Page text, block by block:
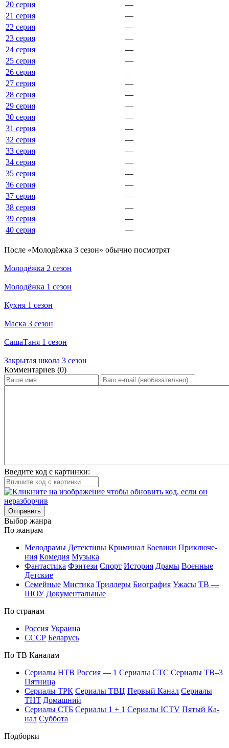
20 серия
—
21 серия
—
22 серия
—
23 серия
—
24 серия
—
25 серия
—
26 серия
—
27 серия
—
28 серия
—
29 серия
—
30 серия
—
31 серия
—
32 серия
—
33 серия
—
34 серия
—
35 серия
—
36 серия
—
37 серия
—
38 серия
—
39 серия
—
40 серия
—
По­сле «Молодёжка 3 сезон» обыч­но по­смот­рят
Молодёжка 2 сезон
Молодёжка 1 сезон
Кухня 1 сезон
Маска 3 сезон
СашаТаня 1 сезон
Закрытая школа 3 сезон
Ком­мен­та­ри­ев (0)
Введите код с картинки:
Отправить
Вы­бор жан­ра
По жан­рам
Ме­ло­дра­мы Де­тек­ти­вы Кри­ми­нал Бое­ви­ки При­клю­че­
ния Ко­ме­дия Му­зы­ка
Фан­та­сти­ка Фэн­те­зи Спорт Ис­то­рия Дра­мы Во­ен­ные
Дет­ские
Се­мей­ные Мис­ти­ка Трил­ле­ры Био­гра­фия Ужа­сы ТВ —
ШОУ До­ку­мен­таль­ные
По стра­нам
Рос­сия Ук­раи­на
СССР Бе­ла­русь
По ТВ Ка­на­лам
Се­риа­лы НТВ Рос­сия — 1 Се­риа­лы СТС Се­риа­лы ТВ–3
Пят­ни­ца
Се­риа­лы ТРК Се­риа­лы ТВЦ Пер­вый Ка­нал Се­риа­лы
ТНТ До­маш­ний
Се­риа­лы СТБ Се­риа­лы 1 + 1 Се­риа­лы ICTV Пя­тый Ка­
нал Суб­бо­та
Подборки